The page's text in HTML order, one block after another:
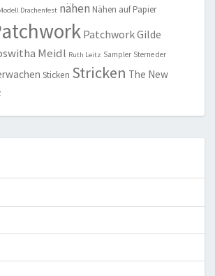
Drachenfest nähen Nähen auf Papier
Patchwork Gilde
Meidl Ruth Leitz Sampler Sterne der
Sticken Stricken The New